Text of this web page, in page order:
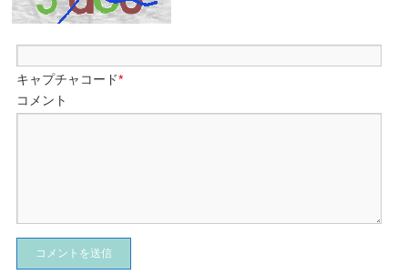
キャプチャコード*
コメント